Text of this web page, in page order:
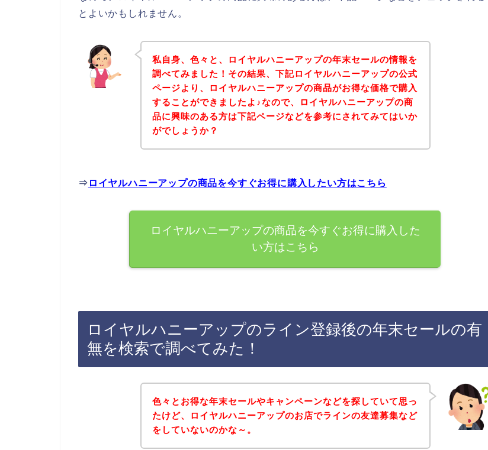
とよいかもしれません。
私自身、色々と、ロイヤルハニーアップの年末セールの情報を
調べてみました！その結果、下記ロイヤルハニーアップの公式
ページより、ロイヤルハニーアップの商品がお得な価格で購入
することができましたよ♪なので、ロイヤルハニーアップの商
品に興味のある方は下記ページなどを参考にされてみてはいか
がでしょうか？
⇒ ロイヤルハニーアップの商品を今すぐお得に購入したい方はこちら
ロイヤルハニーアップの商品を今すぐお得に購入した
い方はこちら
ロイヤルハニーアップのライン登録後の年末セールの有
無を検索で調べてみた！
色々とお得な年末セールやキャンペーンなどを探していて思っ
たけど、ロイヤルハニーアップのお店でラインの友達募集など
をしていないのかな～。